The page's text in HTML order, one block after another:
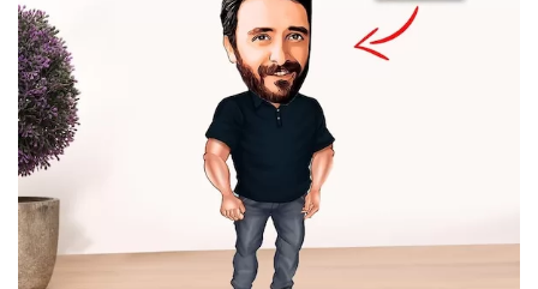
Şifremi mi kaybettim?
MK FOTO (1)
Kampanyalı Ürünler (13)
Karikatür Anahtarlık (14)
Karikatür Erkek Anahtarlık (14)
Karikatür Biblo (289)
Karikatür Aile Biblo (2)
Karikatür Erkek Biblo (127)
Karikatür Kadın Biblo (71)
Karikatür Sevgili Biblo (89)